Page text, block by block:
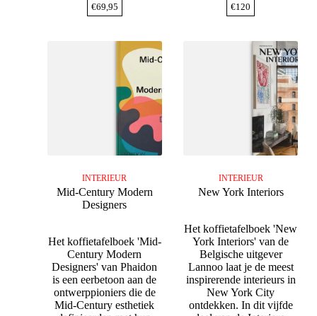
€69,95 €120
INTERIEUR
Mid-Century Modern
Designers
Het koffietafelboek 'Mid-
Century Modern
Designers' van Phaidon
is een eerbetoon aan de
ontwerppioniers die de
Mid-Century esthetiek
INTERIEUR
New York Interiors
Het koffietafelboek 'New
York Interiors' van de
Belgische uitgever
Lannoo laat je de meest
inspirerende interieurs in
New York City
ontdekken. In dit vijfde